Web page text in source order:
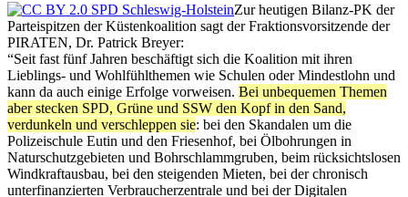
Zur heutigen Bilanz-PK der
Parteispitzen der Küstenkoalition sagt der Fraktionsvorsitzende der
PIRATEN, Dr. Patrick Breyer:
“Seit fast fünf Jahren beschäftigt sich die Koalition mit ihren
Lieblings- und Wohlfühlthemen wie Schulen oder Mindestlohn und
kann da auch einige Erfolge vorweisen. Bei unbequemen Themen
aber stecken SPD, Grüne und SSW den Kopf in den Sand,
verdunkeln und verschleppen sie: bei den Skandalen um die
Polizeischule Eutin und den Friesenhof, bei Ölbohrungen in
Naturschutzgebieten und Bohrschlammgruben, beim rücksichtslosen
Windkraftausbau, bei den steigenden Mieten, bei der chronisch
unterfinanzierten Verbraucherzentrale und bei der Digitalen